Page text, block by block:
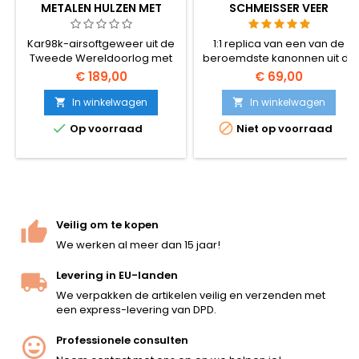
METALEN HULZEN MET
UITWERPMECHANISME
Kar98k-airsoftgeweer uit de
Tweede Wereldoorlog met
metalen hulsuitwerpsysteem
— het realistische alternatief
voor standaard
snipergeweren met hoge
magazijncapaciteit. Laad BB’s
de grendel, en de lege huls
BB’s, totale lengte 1120 mm.
De kolf van...
€ 189,00
 In winkelwagen
 Op voorraad
SCHMEISSER VEER
MACHINEPISTOOL
1:1 replica van een van de
beroemdste kanonnen uit de
Tweede Wereldoorlog -
MP40 Schmeisser. Gemaakt
van kunststof.
€ 69,00
 In winkelwagen
 Niet op voorraad
Veilig om te kopen
We werken al meer dan 15 jaar!
Levering in EU-landen
We verpakken de artikelen veilig en verzenden met
een express-levering van DPD.
Professionele consulten